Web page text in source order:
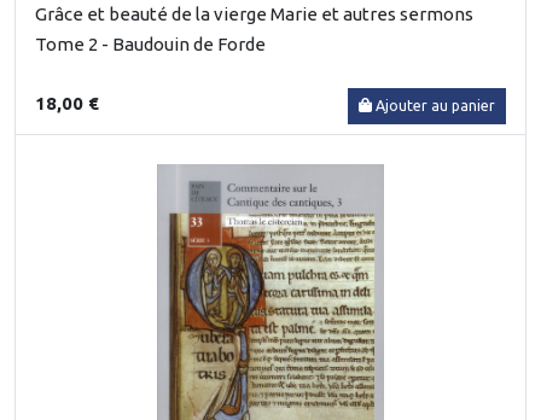
Grâce et beauté de la vierge Marie et autres sermons
Tome 2 - Baudouin de Forde
18,00 € Ajouter au panier